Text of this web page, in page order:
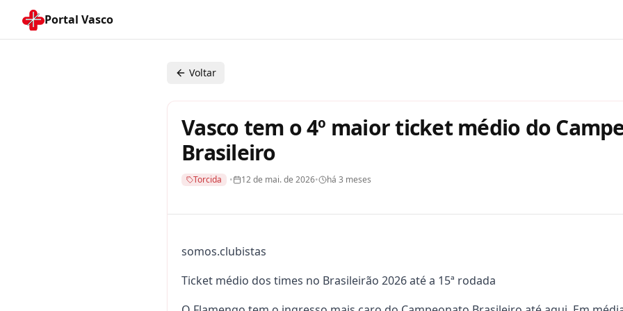
Portal Vasco
Voltar
Vasco tem o 4º maior ticket médio do
Brasileiro
Torcida • 12 de mai. de 2026• há 3 meses
somos.clubistas
Ticket médio dos times no Brasileirão 2026 até a 15ª rodada